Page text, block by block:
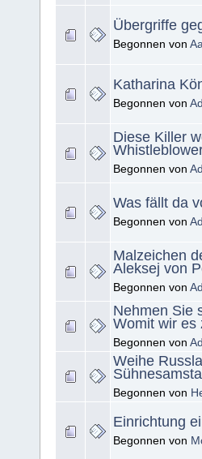
Übergriffe
Begonnen von
Katharina
Begonnen von
Diese Killer
Begonnen von
Was fällt da
Begonnen von
Malzeichen
Aleksej von
Begonnen von
Nehmen Sie
Womit wir es
Begonnen von
Weihe
Begonnen von
Einrichtung
Begonnen von